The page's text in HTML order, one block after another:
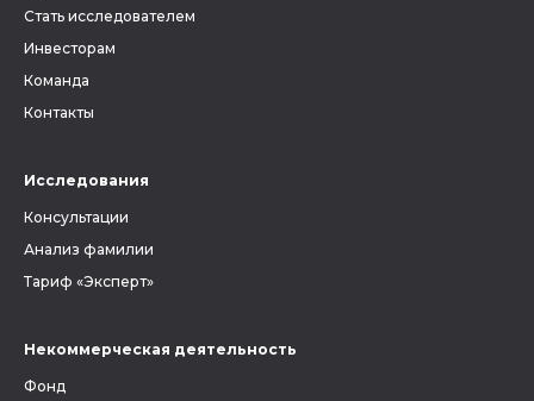
Стать исследователем
Инвесторам
Команда
Контакты
Исследования
Консультации
Анализ фамилии
Тариф «Эксперт»
Некоммерческая деятельность
Фонд